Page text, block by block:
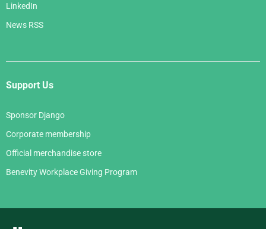
LinkedIn
News RSS
Support Us
Sponsor Django
Corporate membership
Official merchandise store
Benevity Workplace Giving Program